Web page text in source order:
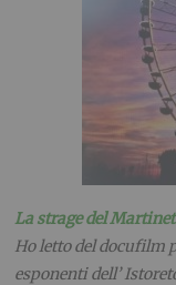
La strage del
Ho letto del docufilm
esponenti dell’